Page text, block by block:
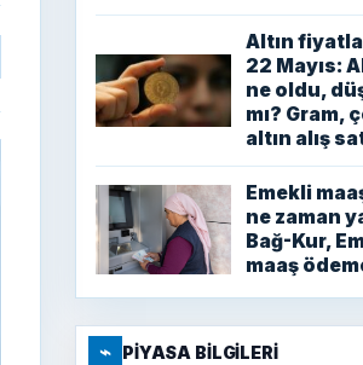
Altın
22 Mayıs:
ne oldu,
mı? Gram,
altın alış
Emekli
ne zaman
Bağ-Kur,
maaş
⌁ PIYASA BILGILERI